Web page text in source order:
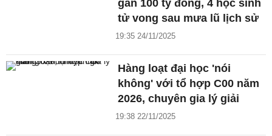
gần 100 tỷ đồng, 4 học sinh
tử vong sau mưa lũ lịch sử
19:35 24/11/2025
Hàng loạt đại học 'nói
không' với tổ hợp C00 năm
2026, chuyên gia lý giải
19:38 22/11/2025